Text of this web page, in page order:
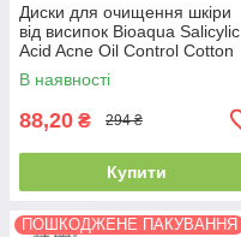
Диски для очищення шкіри
від висипок Bioaqua Salicylic
Acid Acne Oil Control Cotton
Mask (55шт,110г)
В наявності
88,20 ₴ 294 ₴
Купити
ПОШКОДЖЕНЕ ПАКУВАННЯ